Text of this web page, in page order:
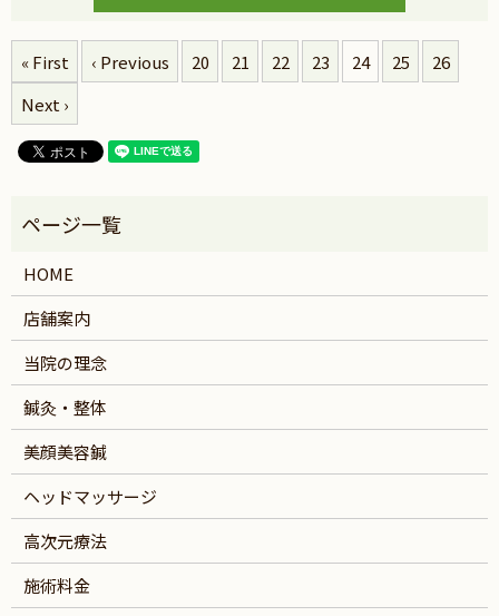
« First ‹ Previous 20 21 22 23 24 25
26
Next ›
HOME
店舗案内
当院の理念
鍼灸・整体
美顔美容鍼
ヘッドマッサージ
高次元療法
施術料金